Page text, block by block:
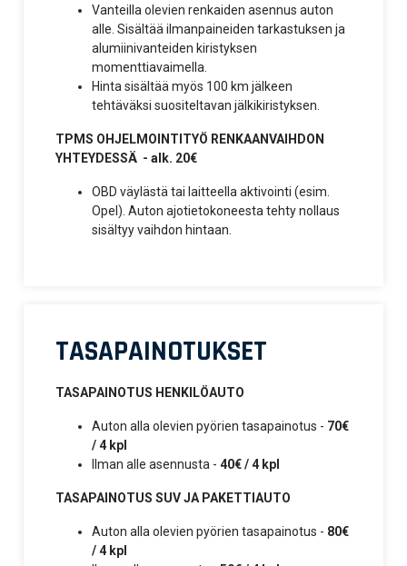
Vanteilla olevien renkaiden asennus auton
alle. Sisältää ilmanpaineiden tarkastuksen ja
alumiinivanteiden kiristyksen
momenttiavaimella.
Hinta sisältää myös 100 km jälkeen
tehtäväksi suositeltavan jälkikiristyksen.
TPMS OHJELMOINTITYÖ RENKAANVAIHDON
YHTEYDESSÄ - alk. 20€
OBD väylästä tai laitteella aktivointi (esim.
Opel). Auton ajotietokoneesta tehty nollaus
sisältyy vaihdon hintaan.
TASAPAINOTUKSET
TASAPAINOTUS HENKILÖAUTO
Auton alla olevien pyörien tasapainotus - 70€
/ 4 kpl
Ilman alle asennusta - 40€ / 4 kpl
TASAPAINOTUS SUV JA PAKETTIAUTO
Auton alla olevien pyörien tasapainotus - 80€
/ 4 kpl